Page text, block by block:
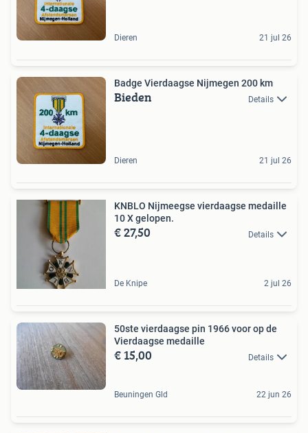
Dieren 21 jul 26
Badge Vierdaagse Nijmegen 200 km
Bieden Details
Dieren 21 jul 26
KNBLO Nijmeegse vierdaagse medaille
10 X gelopen.
€ 27,50 Details
De Knipe 2 jul 26
50ste vierdaagse pin 1966 voor op de
Vierdaagse medaille
€ 15,00 Details
Beuningen Gld 22 jun 26